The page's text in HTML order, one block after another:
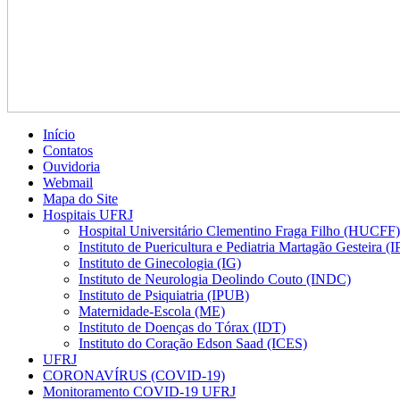
Início
Contatos
Ouvidoria
Webmail
Mapa do Site
Hospitais UFRJ
Hospital Universitário Clementino Fraga Filho (HUCFF)
Instituto de Puericultura e Pediatria Martagão Gesteira
Instituto de Ginecologia (IG)
Instituto de Neurologia Deolindo Couto (INDC)
Instituto de Psiquiatria (IPUB)
Maternidade-Escola (ME)
Instituto de Doenças do Tórax (IDT)
Instituto do Coração Edson Saad (ICES)
UFRJ
CORONAVÍRUS (COVID-19)
Monitoramento COVID-19 UFRJ